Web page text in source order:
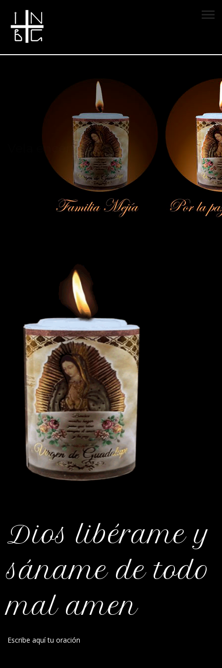
Vela encendida
Dios libérame y
sáname de todo
mal amen
Escribe aquí tu oración